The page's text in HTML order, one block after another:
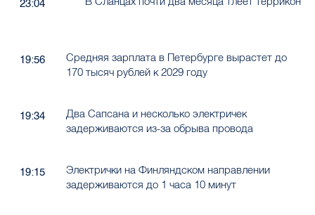
23:04
19:56
Средняя зарплата в Петербурге вырастет до
170 тысяч рублей к 2029 году
19:34
Два Сапсана и несколько электричек
задерживаются из-за обрыва провода
19:15
Электрички на Финляндском направлении
задерживаются до 1 часа 10 минут